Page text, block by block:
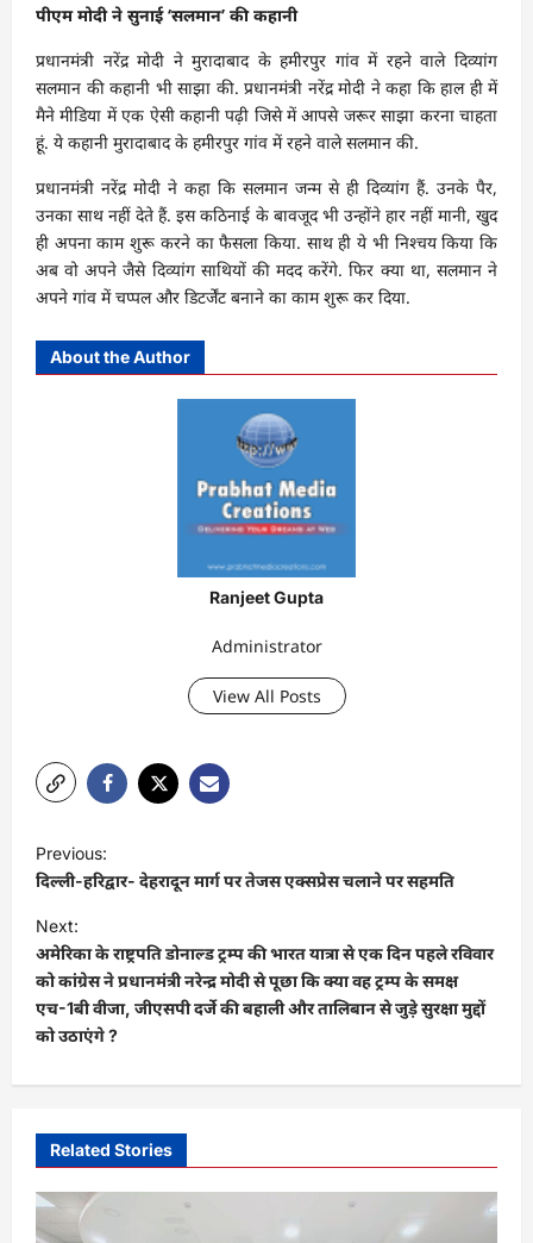
पीएम मोदी ने सुनाई ‘सलमान’ की कहानी
प्रधानमंत्री नरेंद्र मोदी ने मुरादाबाद के हमीरपुर गांव में रहने वाले दिव्यांग
सलमान की कहानी भी साझा की. प्रधानमंत्री नरेंद्र मोदी ने कहा कि हाल ही में
मैने मीडिया में एक ऐसी कहानी पढ़ी जिसे में आपसे जरूर साझा करना चाहता
हूं. ये कहानी मुरादाबाद के हमीरपुर गांव में रहने वाले सलमान की.
प्रधानमंत्री नरेंद्र मोदी ने कहा कि सलमान जन्म से ही दिव्यांग हैं. उनके पैर,
उनका साथ नहीं देते हैं. इस कठिनाई के बावजूद भी उन्होंने हार नहीं मानी, खुद
ही अपना काम शुरू करने का फैसला किया. साथ ही ये भी निश्चय किया कि
अब वो अपने जैसे दिव्यांग साथियों की मदद करेंगे. फिर क्या था, सलमान ने
अपने गांव में चप्पल और डिटर्जेंट बनाने का काम शुरू कर दिया.
About the Author
Ranjeet Gupta
Administrator
View All Posts
o
s
t
n
a
g
a
t
Previous:
दिल्ली-हरिद्वार- देहरादून मार्ग पर तेजस एक्सप्रेस चलाने पर सहमति
Next:
अमेरिका के राष्ट्रपति डोनाल्ड ट्रम्प की भारत यात्रा से एक दिन पहले रविवार
को कांग्रेस ने प्रधानमंत्री नरेन्द्र मोदी से पूछा कि क्या वह ट्रम्प के समक्ष
एच-1बी वीजा, जीएसपी दर्जे की बहाली और तालिबान से जुड़े सुरक्षा मुद्दों
को उठाएंगे ?
Related Stories